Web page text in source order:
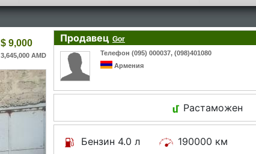
$ 9,000
3,645,000 AMD
Продавец Gor
Телефон (095) 000037, (098)401080
Армения
Растаможен
Бензин 4.0 л 190000 км